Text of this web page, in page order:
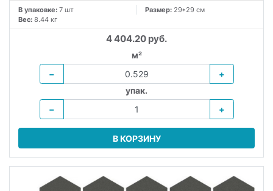
В упаковке: 7 шт Размер: 29*29 см
Вес: 8.44 кг
4 404.20 руб.
м²
−
+
упак.
−
+
В КОРЗИНУ